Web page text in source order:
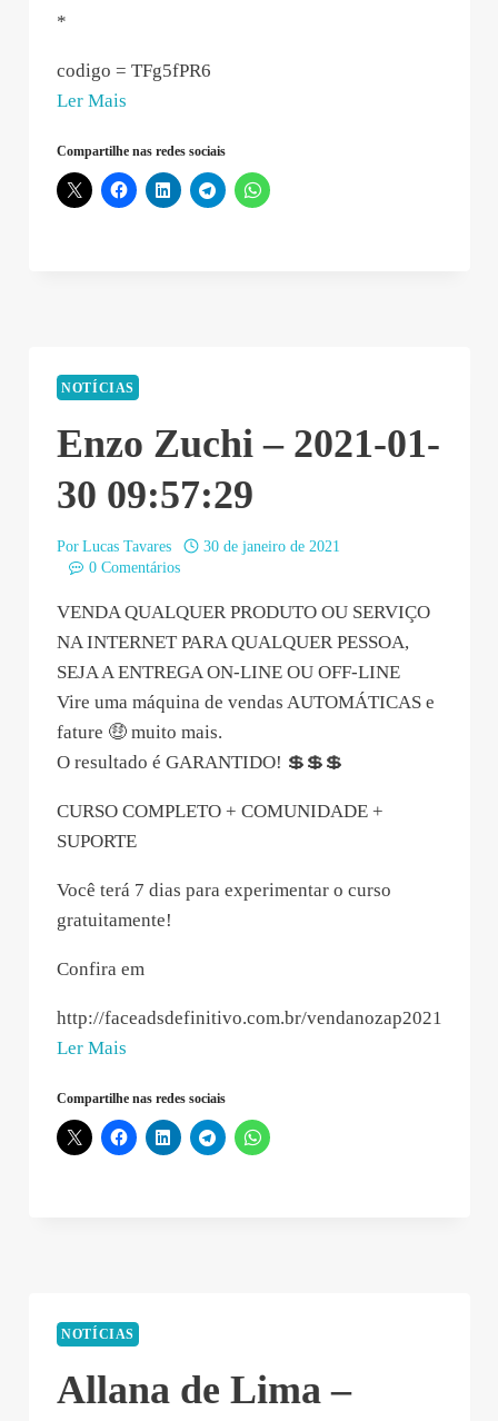
*
codigo = TFg5fPR6
Ler Mais
2021-
01-
Compartilhe nas redes sociais
NOTÍCIAS
Enzo Zuchi – 2021-01-
30 09:57:29
Por Lucas Tavares
30 de janeiro de 2021
0 Comentários
VENDA QUALQUER PRODUTO OU SERVIÇO
NA INTERNET PARA QUALQUER PESSOA,
SEJA A ENTREGA ON-LINE OU OFF-LINE
Vire uma máquina de vendas AUTOMÁTICAS e
fature 🤑 muito mais.
O resultado é GARANTIDO! 💲💲💲
CURSO COMPLETO + COMUNIDADE +
SUPORTE
Você terá 7 dias para experimentar o curso
gratuitamente!
Confira em
http://faceadsdefinitivo.com.br/vendanozap2021
Ler Mais
–
2021-
Compartilhe nas redes sociais
NOTÍCIAS
Allana de Lima –